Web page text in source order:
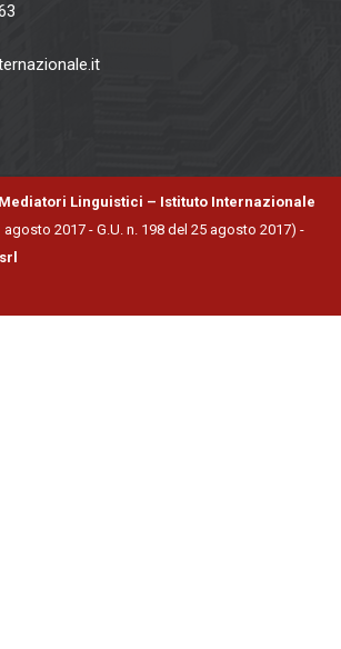
Linguistici – Istituto Internazionale
agosto 2017 - G.U. n. 198 del 25 agosto 2017) -